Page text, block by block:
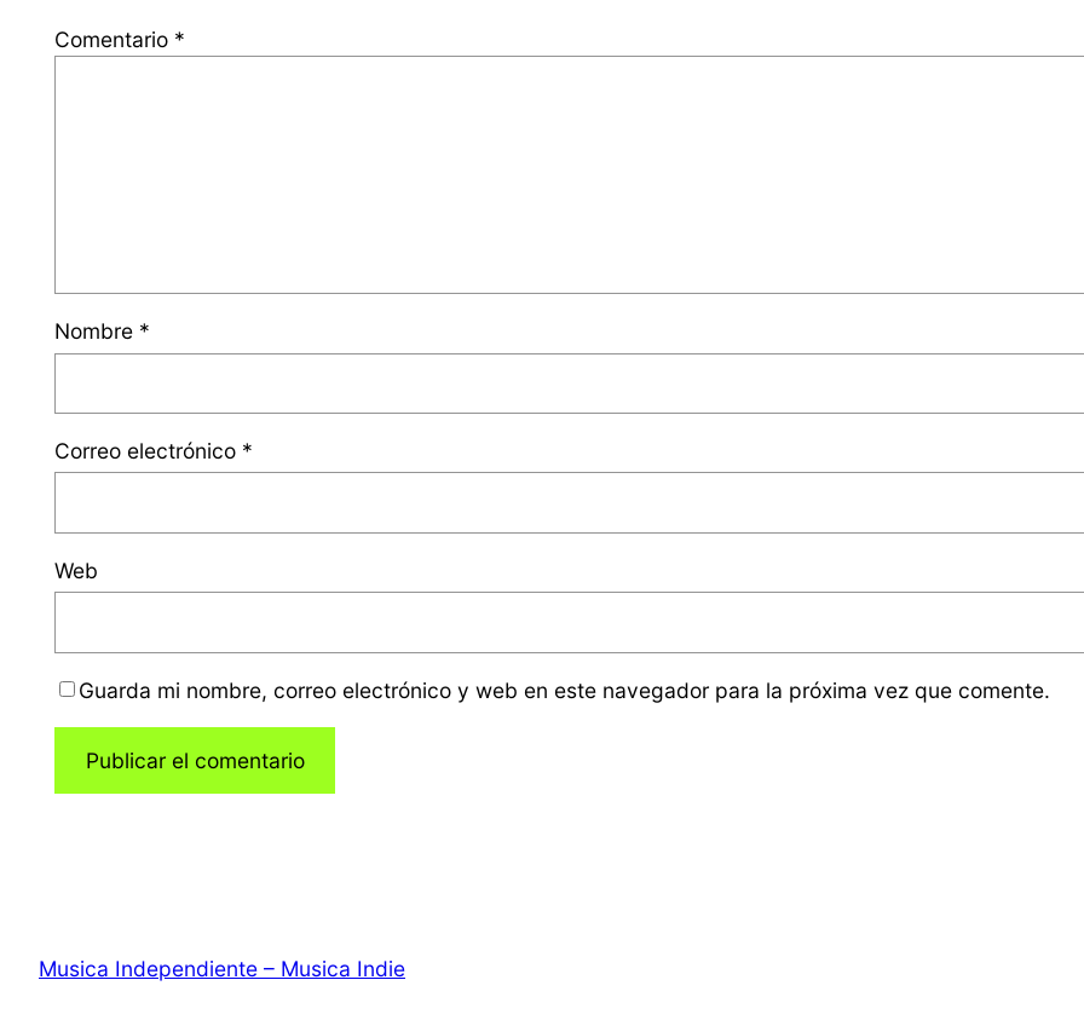
Comentario *
Nombre *
Correo electrónico *
Web
Guarda mi nombre, correo electrónico y web en este navegador para la próxima vez que comente.
Musica Independiente – Musica Indie